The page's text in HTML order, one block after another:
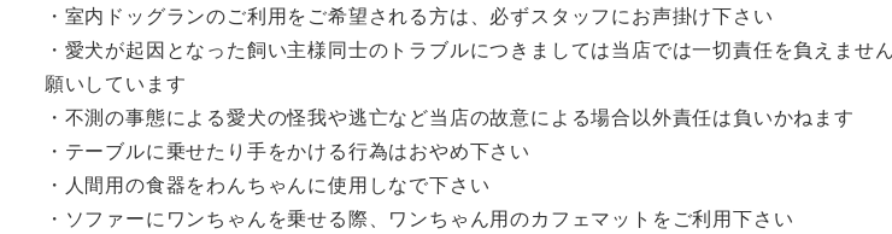
﻿・室内ドッグランのご利用をご希望される方は、必ずスタッフにお声掛け下さい
・愛犬が起因となった飼い主様同士のトラブルにつきましては当店では一切責任を負えませ
願いしています
・不測の事態による愛犬の怪我や逃亡など当店の故意による場合以外責任は負いかねます
・テーブルに乗せたり手をかける行為はおやめ下さい
・人間用の食器をわんちゃんに使用しなで下さい
・ソファーにワンちゃんを乗せる際、ワンちゃん用のカフェマットをご利用下さい